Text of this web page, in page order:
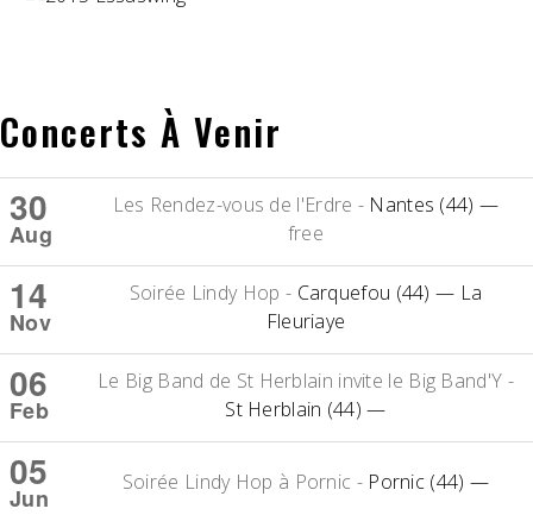
Concerts À Venir
30
Aug
Les Rendez-vous de l'Erdre - Nantes (44) —
free
14
Nov
Soirée Lindy Hop - Carquefou (44) — La
Fleuriaye
06
Feb
Le Big Band de St Herblain invite le Big Band'Y -
St Herblain (44) —
05
Jun
Soirée Lindy Hop à Pornic - Pornic (44) —